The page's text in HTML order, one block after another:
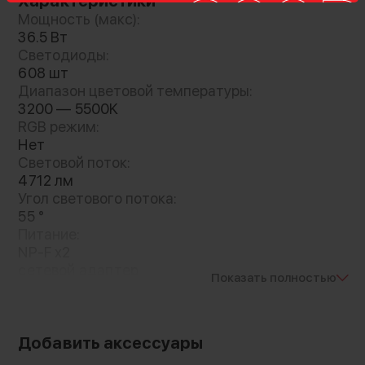
или питаться от двух аккумуляторов типа NP-
F
Мощность (макс):
36.5 Вт
Светодиоды:
608 шт
Диапазон цветовой температуры:
3200 — 5500K
RGB режим:
Нет
Световой поток:
4712 лм
Угол светового потока:
55 °
530 × 500 × 27 мм
Показать полностью
Добавить аксессуары